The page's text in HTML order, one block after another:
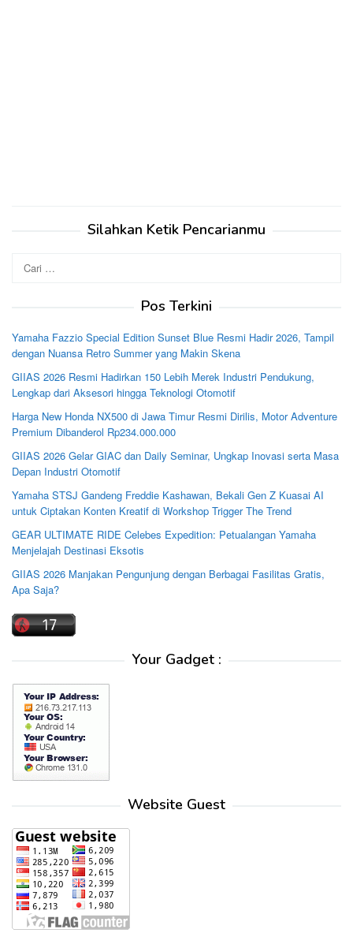
Silahkan Ketik Pencarianmu
untuk:
Pos Terkini
Yamaha Fazzio Special Edition Sunset Blue Resmi Hadir 2026, Tampil
dengan Nuansa Retro Summer yang Makin Skena
GIIAS 2026 Resmi Hadirkan 150 Lebih Merek Industri Pendukung,
Lengkap dari Aksesori hingga Teknologi Otomotif
Harga New Honda NX500 di Jawa Timur Resmi Dirilis, Motor Adventure
Premium Dibanderol Rp234.000.000
GIIAS 2026 Gelar GIAC dan Daily Seminar, Ungkap Inovasi serta Masa
Depan Industri Otomotif
Yamaha STSJ Gandeng Freddie Kashawan, Bekali Gen Z Kuasai AI
untuk Ciptakan Konten Kreatif di Workshop Trigger The Trend
GEAR ULTIMATE RIDE Celebes Expedition: Petualangan Yamaha
Menjelajah Destinasi Eksotis
GIIAS 2026 Manjakan Pengunjung dengan Berbagai Fasilitas Gratis,
Apa Saja?
Your Gadget :
Website Guest